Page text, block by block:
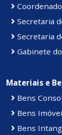
Secretaria
Secretaria
Gabinete
Materiais e
Bens
Bens
Bens